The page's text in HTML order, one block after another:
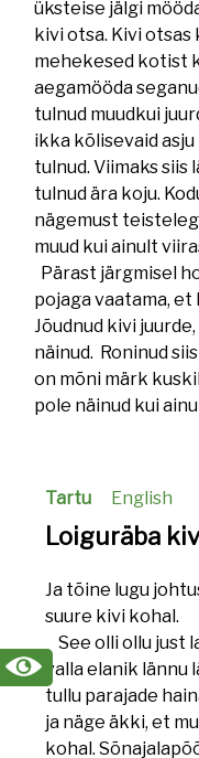
üksteise jälgi
kivi otsa. Kivi otsas
mehekesed kotist
aegamööda
tulnud muudkui
ikka kõlisevaid
tulnud. Viimaks siis
tulnud ära koju.
nägemust
muud kui ainult
Pärast järgmisel
pojaga vaatama, et
Jõudnud kivi
näinud. Roninud
on mõni märk
pole näinud kui
Tartu English
Loiguräba
Ja tõine lugu
suure kivi kohal.
See olli ollu just
valla elanik lännu
tullu parajade
ja näge äkki, et
kohal.